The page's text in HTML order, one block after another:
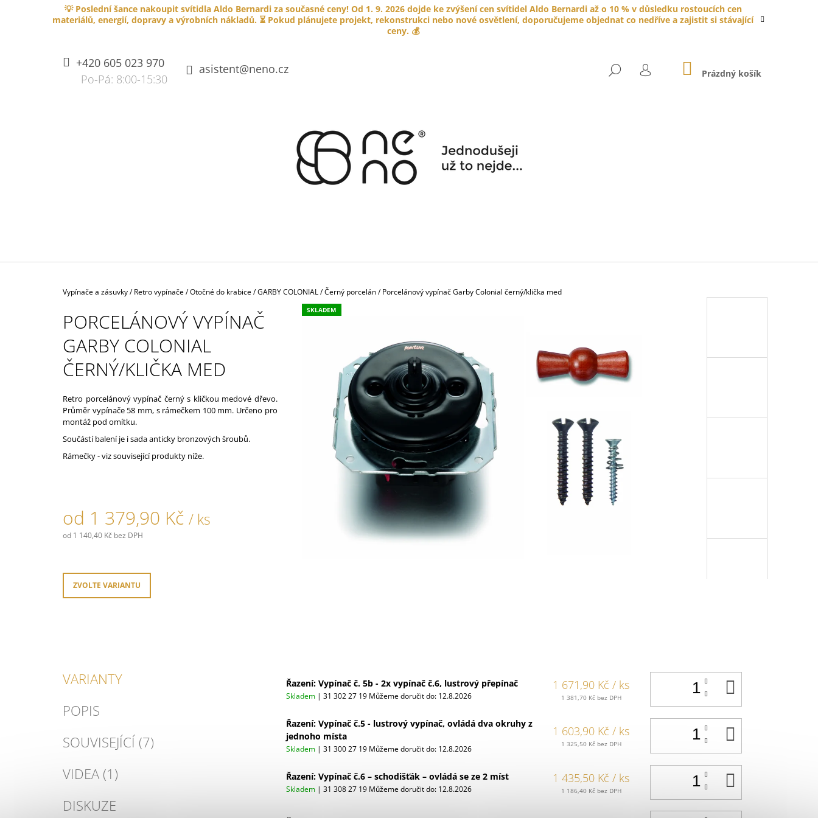
💡 Poslední šance nakoupit svítidla Aldo Bernardi za současné ceny! Od 1. 9. 2026 dojde ke zvýšení cen svítidel Aldo Bernardi až o 10 % v důsledku rostoucích cen
materiálů, energií, dopravy a výrobních nákladů. ⏳ Pokud plánujete projekt, rekonstrukci nebo nové osvětlení, doporučujeme objednat co nedříve a zajistit si stávající
ceny. 💰
+420 605 023 970 asistent@neno.cz HLEDAT
PŘIHLÁŠENÍ
NÁKUPNÍ
KOŠÍK
Prázdný košík
Domů
Vypínače a zásuvky/ Retro vypínače/Otočné do krabice/GARBY COLONIAL/Černý porcelán/ Porcelánový vypínač Garby Colonial černý/klička med
PORCELÁNOVÝ VYPÍNAČ
GARBY COLONIAL
ČERNÝ/KLIČKA MED
SKLADEM
Retro porcelánový vypínač černý s kličkou medové dřevo.
Průměr vypínače 58 mm, s rámečkem 100 mm. Určeno pro
montáž pod omítku.
Součástí balení je i sada anticky bronzových šroubů.
Rámečky - viz související produkty níže.
od 1 379,90 Kč / ks
od 1 140,40 Kč bez DPH
ZVOLTE VARIANTU
VARIANTY
POPIS
SOUVISEJÍCÍ (7)
VIDEA (1)
DISKUZE
Řazení: Vypínač č. 5b - 2x vypínač č.6, lustrový přepínač
Skladem | 31 302 27 19 Můžeme doručit do: 12.8.2026
1 671,90 Kč / ks
1 381,70 Kč bez DPH
Řazení: Vypínač č.5 - lustrový vypínač, ovládá dva okruhy z
jednoho místa
Skladem | 31 300 27 19 Můžeme doručit do: 12.8.2026
1 603,90 Kč / ks
1 325,50 Kč bez DPH
Řazení: Vypínač č.6 – schodišťák – ovládá se ze 2 míst
Skladem | 31 308 27 19 Můžeme doručit do: 12.8.2026
1 435,50 Kč / ks
1 186,40 Kč bez DPH
ZPĚT
ZPĚT
CO POTŘEBUJETE NAJÍT?
DOPORUČUJEME
OHNIVZDORNOU IZOLACÍ - HNĚDÝ
COLONIAL
HNĚDÁ